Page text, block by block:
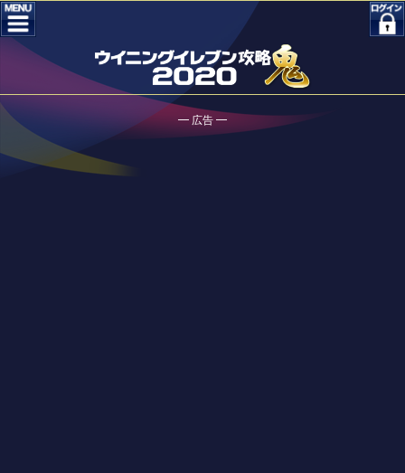
━ 広告 ━